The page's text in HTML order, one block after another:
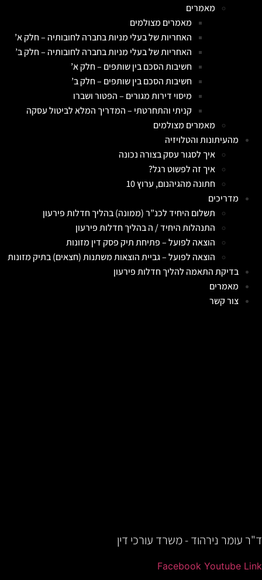
מאמרים
מאמרים מצולמים
האחריות של בעלי מניות בחברה לחובותיה – חלק א’
האחריות של בעלי מניות בחברה לחובותיה – חלק ב’
חשיבות הסכם בין שותפים – חלק א’
חשיבות הסכם בין שותפים – חלק ב’
מיסוי דירות מגורים – הפטור ושברו
קניתי והתחרטתי – המדריך המלא לביטול עסקה
מאמרים מצולמים
מהעיתונות והטלויזיה
איך לסגור עסק בצורה נכונה
איך זה לפשוט רגל?
חתונה מהגיהנום, ערוץ 10
מדריכים
תשלום היחיד לכנ”ר (ממונה) בהליך חדלות פירעון
התנהלות היחיד / ה בהליך חדלות פירעון
הוצאה לפועל – פתיחת תיק פסק דין מזונות
הוצאה לפועל – גביית הוצאות משתנות (חצאים) בתיק מזונות
בדיקת התאמה להליך חדלות פירעון
מאמרים
צור קשר
ד"ר עומר נירהוד - משרד עורכי דין
Facebook Youtube Link